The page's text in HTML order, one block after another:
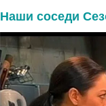
Наши соседи